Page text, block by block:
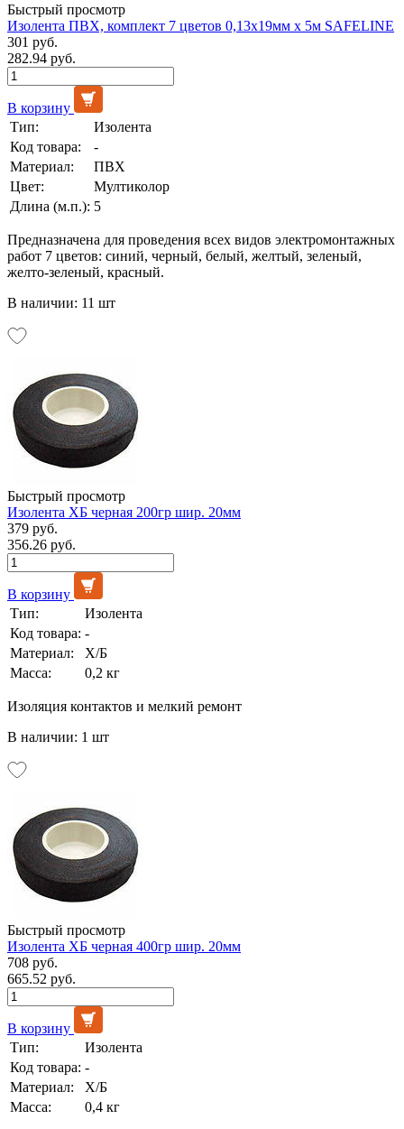
Быстрый просмотр
Изолента ПВХ, комплект 7 цветов 0,13х19мм х 5м SAFELINE
301 руб.
282.94 руб.
В корзину
Тип:
Изолента
Код товара:
-
Материал:
ПВХ
Цвет:
Мултиколор
Длина (м.п.): 5
Предназначена для проведения всех видов электромонтажных
работ 7 цветов: синий, черный, белый, желтый, зеленый,
желто-зеленый, красный.
В наличии: 11 шт
Быстрый просмотр
Изолента ХБ черная 200гр шир. 20мм
379 руб.
356.26 руб.
В корзину
Тип:
Изолента
Код товара: -
Материал:
Х/Б
Масса:
0,2 кг
Изоляция контактов и мелкий ремонт
В наличии: 1 шт
Быстрый просмотр
Изолента ХБ черная 400гр шир. 20мм
708 руб.
665.52 руб.
В корзину
Тип:
Изолента
Код товара: -
Материал:
Х/Б
Масса:
0,4 кг